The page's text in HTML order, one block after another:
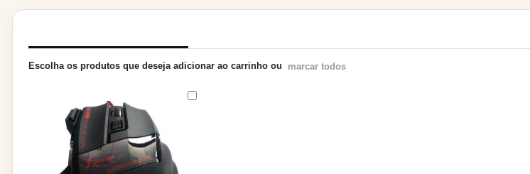
Escolha os produtos que deseja adicionar ao carrinho ou marcar todos